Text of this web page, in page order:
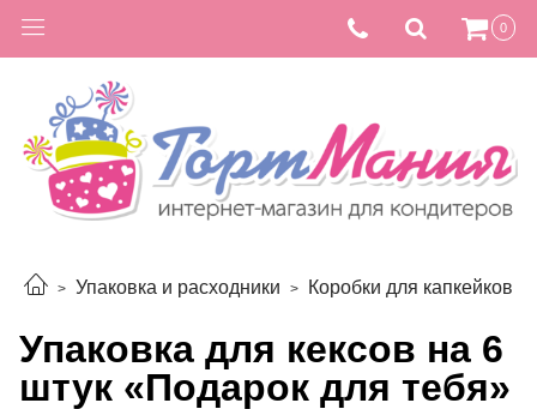
0
Упаковка и расходники Коробки для капкейков
Упаковка для кексов на 6
штук «Подарок для тебя»